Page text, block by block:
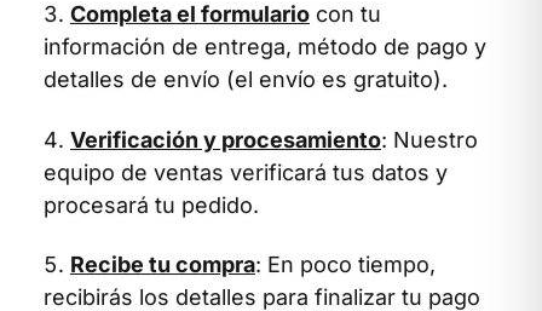
Completa el formulario con tu
información de entrega, método de pago y
detalles de envío (el envío es gratuito).
Verificación y procesamiento: Nuestro
equipo de ventas verificará tus datos y
procesará tu pedido.
Recibe tu compra: En poco tiempo,
recibirás los detalles para finalizar tu pago